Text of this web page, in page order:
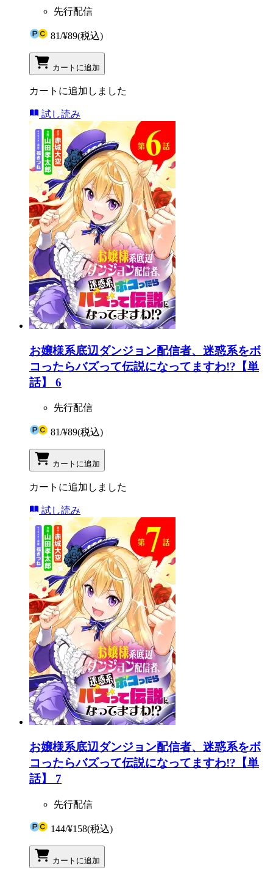
先行配信
81/¥89(税込)
カートに追加
カートに追加しました
試し読み
お嬢様系底辺ダンジョン配信者、迷惑系をボ
コったらバズって伝説になってますわ!?【単
話】 6
先行配信
81/¥89(税込)
カートに追加
カートに追加しました
試し読み
お嬢様系底辺ダンジョン配信者、迷惑系をボ
コったらバズって伝説になってますわ!?【単
話】 7
先行配信
144/¥158(税込)
カートに追加